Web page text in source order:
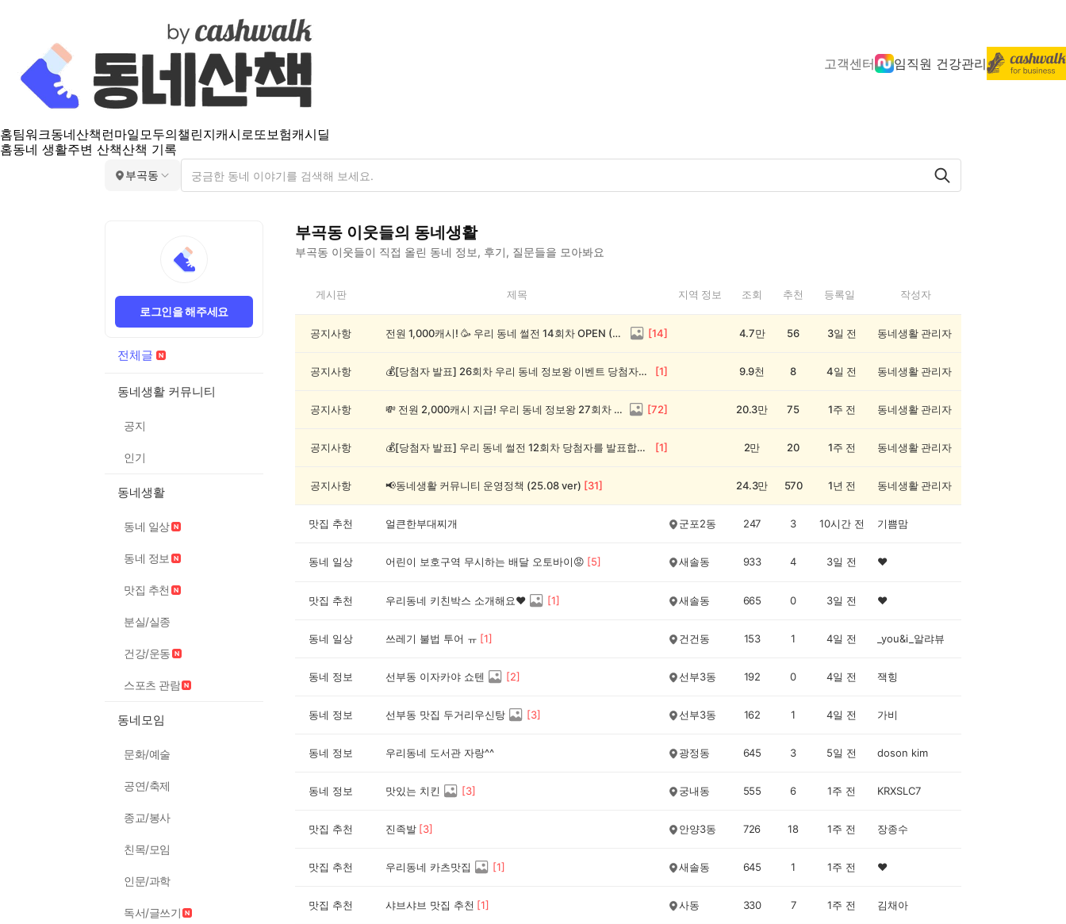
고객센터 임직원 건강관리
홈팀워크동네산책 런마일모두의챌린지캐시로또보험캐시딜
홈동네 생활주변 산책산책 기록
부곡동
로그인을 해주세요
전체글
동네생활 커뮤니티
공지
인기
동네생활
동네 일상
동네 정보
맛집 추천
분실/실종
건강/운동
스포츠 관람
동네모임
문화/예술
공연/축제
종교/봉사
친목/모임
인문/과학
독서/글쓰기
부곡동 이웃들의 동네생활
부곡동 이웃들이 직접 올린 동네 정보, 후기, 질문들을 모아봐요
동
게시판 제목 지역 정보 조회 추천 등록일 작성자
공지사항 전원 1,000캐시! 🥳 우리 동네 썰전 14회차 OPEN (~8/17) [14] 4.7만 56 3일 전 동네생활 관리자
공지사항 💰[당첨자 발표] 26회차 우리 동네 정보왕 이벤트 당첨자를 발표합니다! [1] 9.9천 8 4일 전 동네생활 관리자
공지사항 💸 전원 2,000캐시 지급! 우리 동네 정보왕 27회차 (~8/10) [72] 20.3만 75 1주 전 동네생활 관리자
공지사항 💰[당첨자 발표] 우리 동네 썰전 12회차 당첨자를 발표합니다! [1] 2만 20 1주 전 동네생활 관리자
공지사항 📢동네생활 커뮤니티 운영정책 (25.08 ver) [31] 24.3만 570 1년 전 동네생활 관리자
맛집 추천 얼큰한부대찌개 군포2동 247 3 10시간 전 기쁨맘
동네 일상 어린이 보호구역 무시하는 배달 오토바이😡 [5] 새솔동 933 4 3일 전 ♥️
맛집 추천 우리동네 키친박스 소개해요❤️ [1] 새솔동 665 0 3일 전 ♥️
동네 일상 쓰레기 불법 투어 ㅠ [1] 건건동 153 1 4일 전 _you&i_알랴뷰
동네 정보 선부동 이자카야 쇼텐 [2] 선부3동 192 0 4일 전 잭힝
동네 정보 선부동 맛집 두거리우신탕 [3] 선부3동 162 1 4일 전 가비
동네 정보 우리동네 도서관 자랑^^ 광정동 645 3 5일 전 doson kim
동네 정보 맛있는 치킨 [3] 궁내동 555 6 1주 전 KRXSLC7
맛집 추천 진족발 [3] 안양3동 726 18 1주 전 장종수
맛집 추천 우리동네 카츠맛집 [1] 새솔동 645 1 1주 전 ♥️
맛집 추천 샤브샤브 맛집 추천 [1] 사동 330 7 1주 전 김채아